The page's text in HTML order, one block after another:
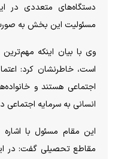
دستگاه‌های متعددی در
مسئولیت این بخش به
وی با بیان اینکه
است، خاطرنشان کرد:
اجتماعی هستند و
انسانی به سرمایه اجتماعی
این مقام مسئول با
مقاطع تحصیلی گفت: در